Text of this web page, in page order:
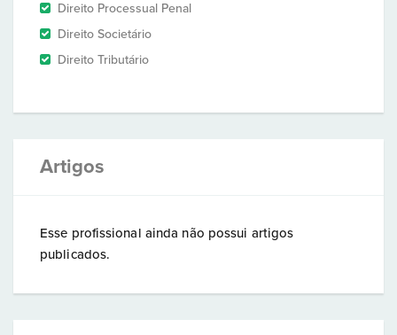
Direito Processual Penal
Direito Societário
Direito Tributário
Artigos
Esse profissional ainda não possui artigos
publicados.